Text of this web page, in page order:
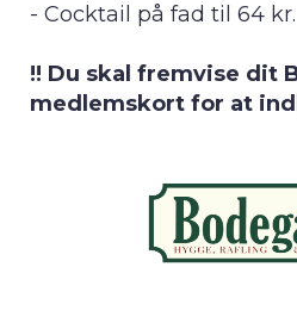
- Cocktail på fad til 64 kr.
!! Du skal fremvise dit
medlemskort for at